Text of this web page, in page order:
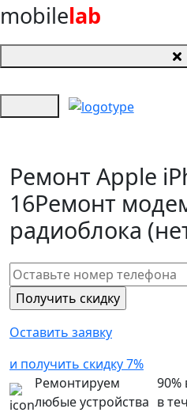
mobilelab
Ремонт Apple
16Ремонт
радиоблока
Оставить заявку
и получить скидку 7%
Ремонтируем
любые устройства
90%
в